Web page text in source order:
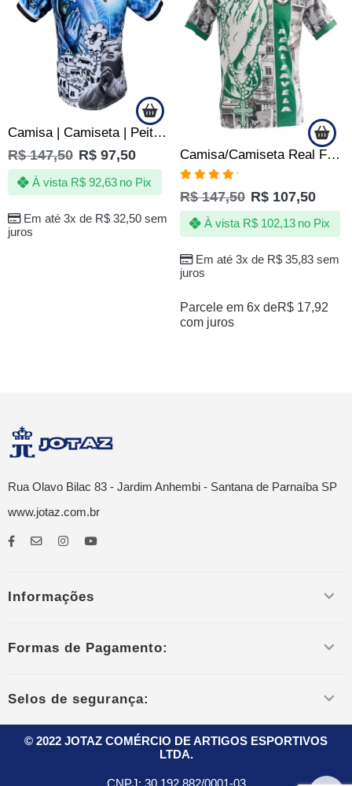
Camisa | Camiseta | Peita Reveillon na Quebrada – Ano Novo
R$147,50 R$ 97,50
Em até 3x de R$32,50sem
juros
À vista R$92,63 no Pix
Camisa/Camiseta Real Favela – Comunidade – Periferia
Avaliação
5.00de 5
R$147,50 R$ 107,50
Em até 3x de R$35,83sem
juros
À vista R$102,13 no Pix
Parcele em 6x deR$ 17,92
com juros
Rua Olavo Bilac 83 - Jardim Anhembi - Santana de Parnaíba SP
www.jotaz.com.br
Informações
Formas de Pagamento:
Selos de segurança:
© 2022 JOTAZ COMÉRCIO DE ARTIGOS ESPORTIVOS
LTDA.